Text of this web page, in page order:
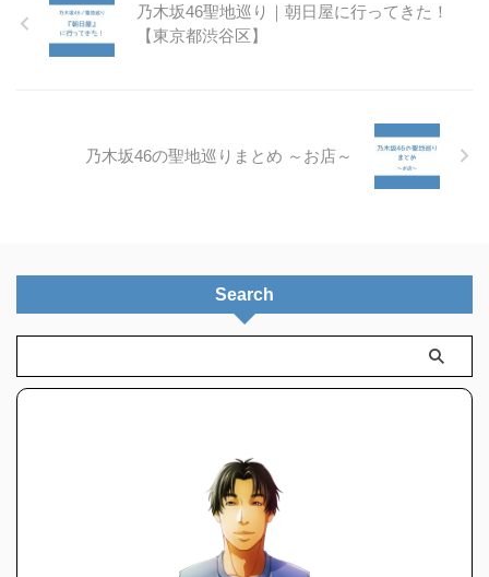
乃木坂46聖地巡り｜朝日屋に行ってきた！
【東京都渋谷区】
乃木坂46の聖地巡りまとめ ～お店～
Search